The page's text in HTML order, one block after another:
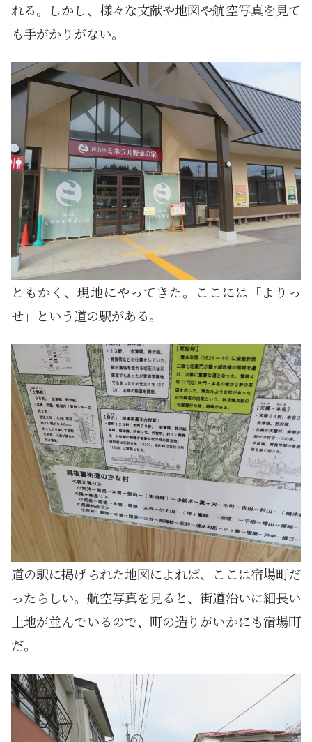
れる。しかし、様々な文献や地図や航空写真を見て
も手がかりがない。
ともかく、現地にやってきた。ここには「よりっ
せ」という道の駅がある。
道の駅に掲げられた地図によれば、ここは宿場町だ
ったらしい。航空写真を見ると、街道沿いに細長い
土地が並んでいるので、町の造りがいかにも宿場町
だ。